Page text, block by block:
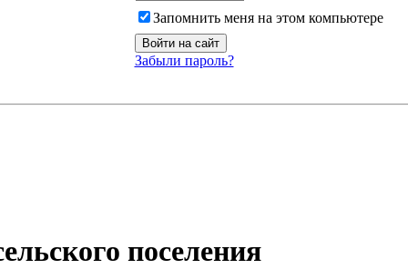
Запомнить меня на этом компьютере
Забыли пароль?
поселения